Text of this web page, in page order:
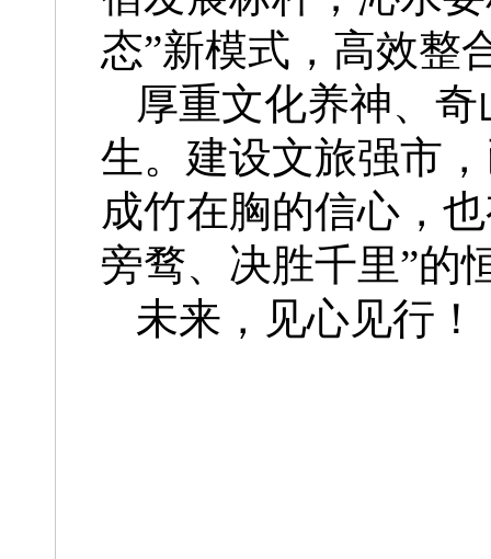
态”新模式，高效整
厚重文化养神、
生。建设文旅强市
成竹在胸的信心，
旁骛、决胜千里”的
未来，见心见行